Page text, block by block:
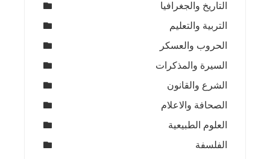
التاريخ والجغرافيا
التربية والتعليم
الحروب والعسكر
السيرة والمذكرات
الشرع والقانون
الصحافة والاعلام
العلوم الطبيعية
الفلسفة